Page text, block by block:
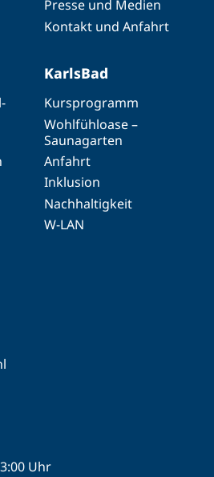
Presse und Medien
Kontakt und Anfahrt
KarlsBad
Kursprogramm
Wohlfühloase –
Saunagarten
Anfahrt
Inklusion
Nachhaltigkeit
W-LAN
Uhr